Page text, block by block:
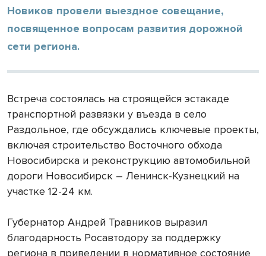
Новиков провели выездное совещание,
посвященное вопросам развития дорожной
сети региона.
Встреча состоялась на строящейся эстакаде
транспортной развязки у въезда в село
Раздольное, где обсуждались ключевые проекты,
включая строительство Восточного обхода
Новосибирска и реконструкцию автомобильной
дороги Новосибирск – Ленинск-Кузнецкий на
участке 12-24 км.
Губернатор Андрей Травников выразил
благодарность Росавтодору за поддержку
региона в приведении в нормативное состояние